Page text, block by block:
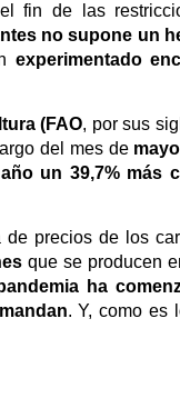
fin de las
no supone un
experimentado
(FAO, por sus
del mes de mayo
un 39,7% más
precios de los
que se producen
ha
. Y, como es